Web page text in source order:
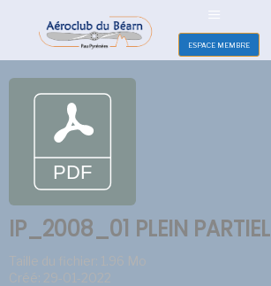
ESPACE MEMBRE
IP_2008_01 PLEIN PARTIEL
Taille du fichier: 1.96 Mo
Créé: 29-01-2022